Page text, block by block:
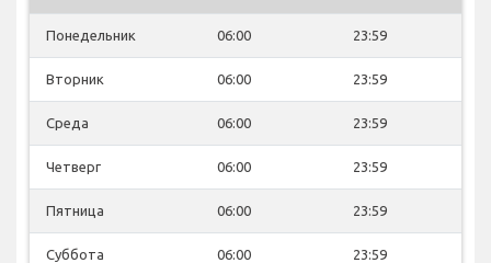
Понедельник 06:00 23:59
Вторник 06:00 23:59
Среда 06:00 23:59
Четверг 06:00 23:59
Пятница 06:00 23:59
Суббота 06:00 23:59